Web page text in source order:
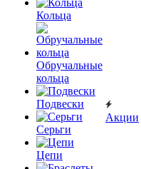
Кольца
Обручальные
кольца
Подвески
Серьги
Цепи
Акции